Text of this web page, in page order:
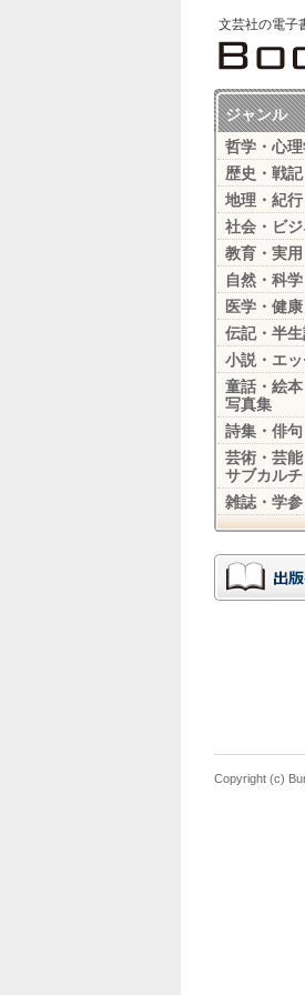
文芸社の電子
ジャンル
哲学・心
歴史・戦記
地理・紀行
社会・ビ
教育・実
自然・科
医学・健
伝記・半
小説・エッ
童話・絵
写真集
詩集・俳
芸術・芸能
サブカル
雑誌・学
Copyright (c)